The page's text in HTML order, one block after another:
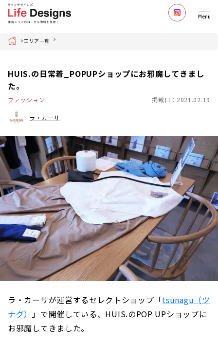
Menu
Home エリア一覧
HUIS.の日常着_POPUPショップにお邪魔してきまし
た。
ファッション 掲載日：2021.02.19
ラ・カーサ
ラ・カーサが運営するセレクトショップ「tsunagu（ツ
ナグ）」で開催している、HUIS.のPOP UPショップに
お邪魔してきました。